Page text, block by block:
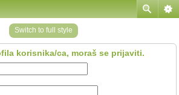
Switch to full style
korisnika/ca, moraš se prijaviti.